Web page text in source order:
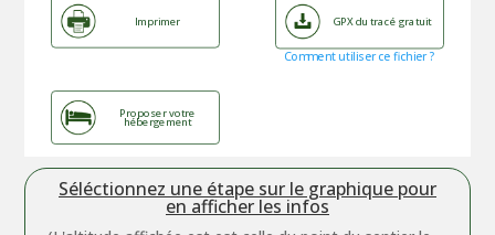
Imprimer GPX du tracé gratuit
Comment utiliser ce fichier ?
Proposer votre
hébergement
Séléctionnez une étape sur le graphique pour
en afficher les infos